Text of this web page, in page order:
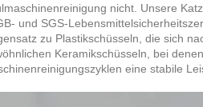
nicht. Unsere
und SGS-
zu Plastikschüsseln, die sich
Keramikschüsseln, bei
eine stabile